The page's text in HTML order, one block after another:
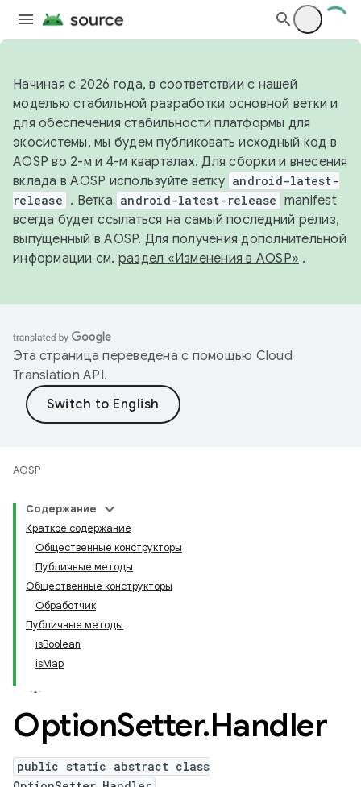
Начиная с 2026 года, в соответствии с нашей
моделью стабильной разработки основной ветки и
для обеспечения стабильности платформы для
экосистемы, мы будем публиковать исходный код в
AOSP во 2-м и 4-м кварталах. Для сборки и внесения
вклада в AOSP используйте ветку android-latest-
release . Ветка android-latest-release manifest
всегда будет ссылаться на самый последний релиз,
выпущенный в AOSP. Для получения дополнительной
информации см. раздел «Изменения в AOSP» .
Эта страница переведена с помощью Cloud
Translation API.
AOSP
Содержание
Краткое содержание
Общественные конструкторы
Публичные методы
Общественные конструкторы
Обработчик
Публичные методы
isBoolean
isMap
OptionSetter.Handler
public static abstract class